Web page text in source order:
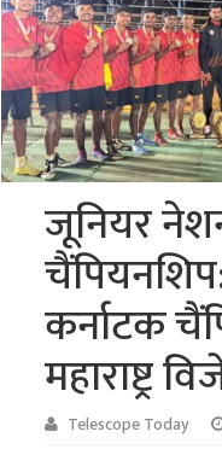
जूनियर
कर्नाटक
महाराष्ट्र
Telescope Today